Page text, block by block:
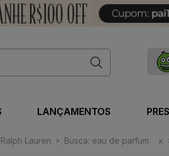
LANÇAMENTOS
Ralph Lauren Busca: eau de parfum x